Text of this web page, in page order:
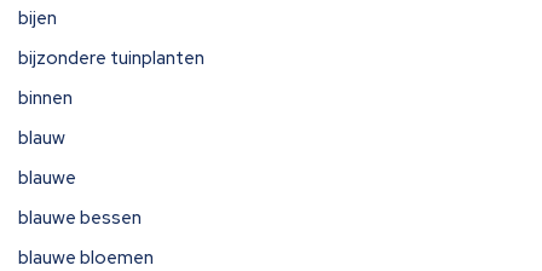
bijen
bijzondere tuinplanten
binnen
blauw
blauwe
blauwe bessen
blauwe bloemen